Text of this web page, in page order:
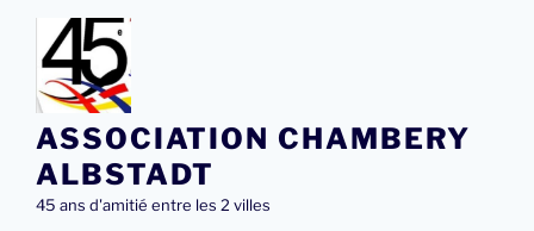
Aller
contenu
principal
ASSOCIATION CHAMBERY
ALBSTADT
45 ans d'amitié entre les 2 villes